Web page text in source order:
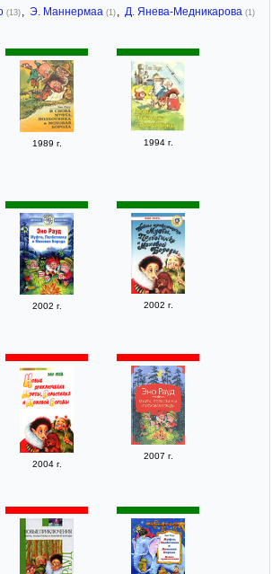
(13) Э. Маннермаа (1) Д. Янева-Медникарова (1)
1989 г. 1994 г.
2002 г. 2002 г.
2004 г.
2007 г.